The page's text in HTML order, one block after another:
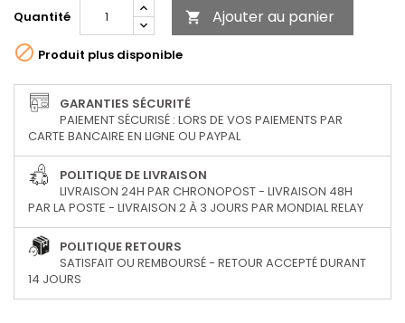
Quantité  Ajouter au panier
 Produit plus disponible
GARANTIES SÉCURITÉ
PAIEMENT SÉCURISÉ : LORS DE VOS PAIEMENTS PAR
CARTE BANCAIRE EN LIGNE OU PAYPAL
POLITIQUE DE LIVRAISON
LIVRAISON 24H PAR CHRONOPOST - LIVRAISON 48H
PAR LA POSTE - LIVRAISON 2 À 3 JOURS PAR MONDIAL RELAY
POLITIQUE RETOURS
SATISFAIT OU REMBOURSÉ - RETOUR ACCEPTÉ DURANT
14 JOURS